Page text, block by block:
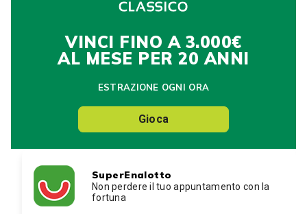
VINCI FINO A 3.000€
AL MESE PER 20 ANNI
ESTRAZIONE OGNI ORA
Gioca
SuperEnalotto
Non perdere il tuo appuntamento con la
fortuna